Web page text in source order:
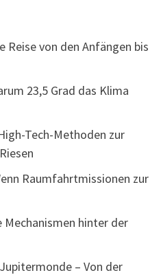
Reise von den Anfängen bis
23,5 Grad das Klima
Tech-Methoden zur
Raumfahrtmissionen zur
Mechanismen hinter der
– Von der